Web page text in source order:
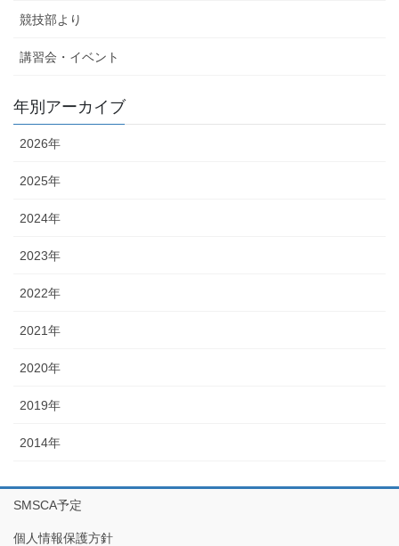
競技部より
講習会・イベント
年別アーカイブ
2026年
2025年
2024年
2023年
2022年
2021年
2020年
2019年
2014年
SMSCA予定
個人情報保護方針